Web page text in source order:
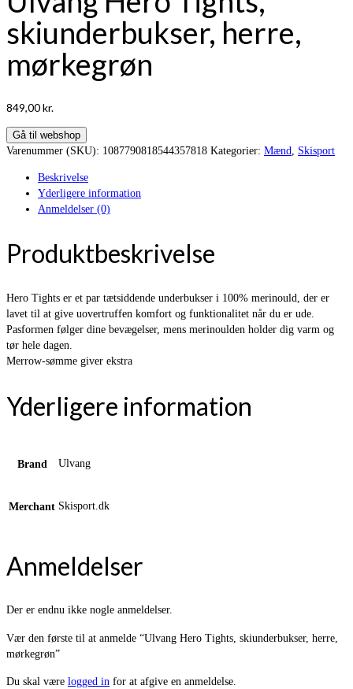
skiunderbukser, herre,
mørkegrøn
849,00kr.
Gå til webshop
Varenummer (SKU): 1087790818544357818 Kategorier: Mænd Skisport
Beskrivelse
Yderligere information
Anmeldelser (0)
Produktbeskrivelse
Hero Tights er et par tætsiddende underbukser i 100% merinould, der er
lavet til at give uovertruffen komfort og funktionalitet når du er ude.
Pasformen følger dine bevægelser, mens merinoulden holder dig varm og
tør hele dagen.
Merrow-sømme giver ekstra
Yderligere information
Brand Ulvang
Merchant Skisport.dk
Anmeldelser
Der er endnu ikke nogle anmeldelser.
Vær den første til at anmelde “Ulvang Hero Tights, skiunderbukser, herre,
mørkegrøn”
Du skal være logged in for at afgive en anmeldelse.